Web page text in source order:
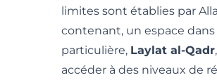
limites sont établies par
contenant, un espace
particulière, Laylat al-Qadr
accéder à des niveaux de